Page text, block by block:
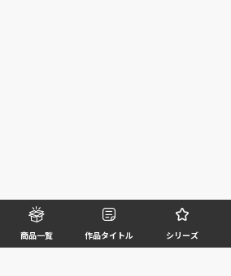
商品一覧 作品タイトル シリーズ